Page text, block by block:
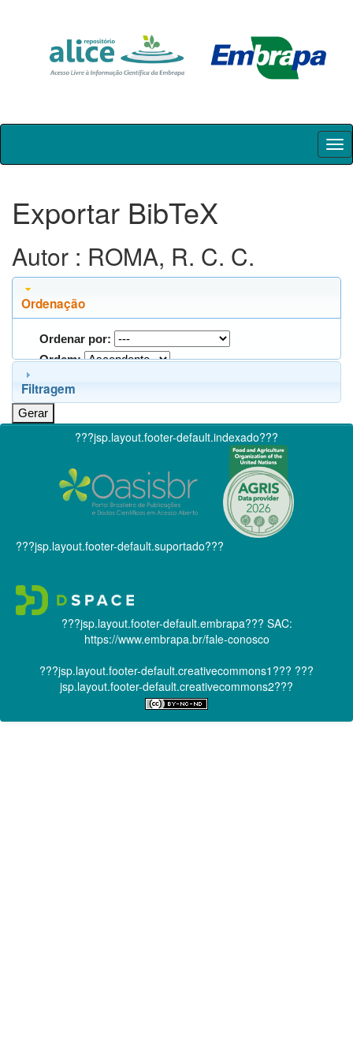
Skip
Exportar BibTeX
Autor : ROMA, R. C. C.
Ordenação
Ordenar por:
Ordem:
Filtragem
???jsp.layout.footer-default.indexado???
???jsp.layout.footer-default.suportado???
???jsp.layout.footer-default.embrapa??? SAC:
https://www.embrapa.br/fale-conosco
???jsp.layout.footer-default.creativecommons1??? ???
jsp.layout.footer-default.creativecommons2???